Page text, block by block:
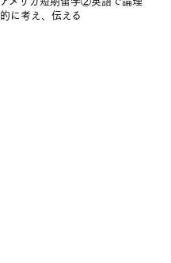
的に考え、伝える